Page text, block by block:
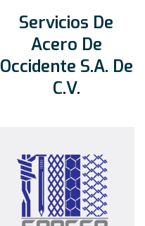
Servicios De
Acero De
Occidente S.A. De
C.V.